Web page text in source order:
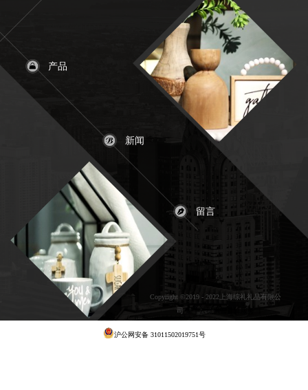
产品
新闻
留言
Copyright ©2019 - 2022上海综礼礼品有限公
司
犀牛云提供云计算服务
沪公网安备 31011502019751号